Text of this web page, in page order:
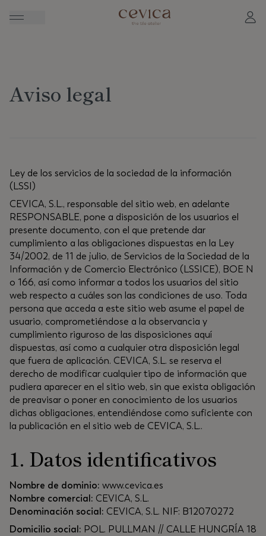
Aviso legal
Ley de los servicios de la sociedad de la información
(LSSI)
CEVICA, S.L., responsable del sitio web, en adelante
RESPONSABLE, pone a disposición de los usuarios el
presente documento, con el que pretende dar
cumplimiento a las obligaciones dispuestas en la Ley
34/2002, de 11 de julio, de Servicios de la Sociedad de la
Información y de Comercio Electrónico (LSSICE), BOE N
o 166, así como informar a todos los usuarios del sitio
web respecto a cuáles son las condiciones de uso. Toda
persona que acceda a este sitio web asume el papel de
usuario, comprometiéndose a la observancia y
cumplimiento riguroso de las disposiciones aquí
dispuestas, así como a cualquier otra disposición legal
que fuera de aplicación. CEVICA, S.L. se reserva el
derecho de modificar cualquier tipo de información que
pudiera aparecer en el sitio web, sin que exista obligación
de preavisar o poner en conocimiento de los usuarios
dichas obligaciones, entendiéndose como suficiente con
la publicación en el sitio web de CEVICA, S.L..
1. Datos identificativos
Nombre de dominio: www.cevica.es
Nombre comercial: CEVICA, S.L.
Denominación social: CEVICA, S.L. NIF: B12070272
Domicilio social: POL. PULLMAN // CALLE HUNGRÍA 18